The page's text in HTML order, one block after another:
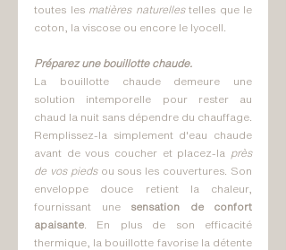
toutes les matières naturelles telles que le
coton, la viscose ou encore le lyocell.
Préparez une bouillotte chaude.
La bouillotte chaude demeure une
solution intemporelle pour rester au
chaud la nuit sans dépendre du chauffage.
Remplissez-la simplement d'eau chaude
avant de vous coucher et placez-la près
de vos pieds ou sous les couvertures. Son
enveloppe douce retient la chaleur,
fournissant une sensation de confort
apaisante . En plus de son efficacité
thermique, la bouillotte favorise la détente